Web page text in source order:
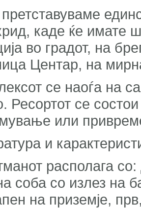
каде ќе имате
во градот, на
Центар, на
се наоѓа на
Ресортот се
или
и
располага со:
соба со излез на
на приземје,